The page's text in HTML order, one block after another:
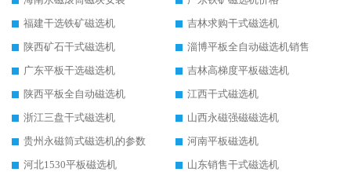
福建干选铁矿磁选机
吉林求购干式磁选机
陕西矿石干式磁选机
淄博平板全自动磁选机销售
广东平板干选磁选机
吉林高梯度平板磁选机
陕西平板全自动磁选机
江西干式磁选机
浙江三盘干式磁选机
山西永磁强磁磁选机
贵州永磁筒式磁选机的参数
河南平板磁选机
河北1530平板磁选机
山东销售干式磁选机